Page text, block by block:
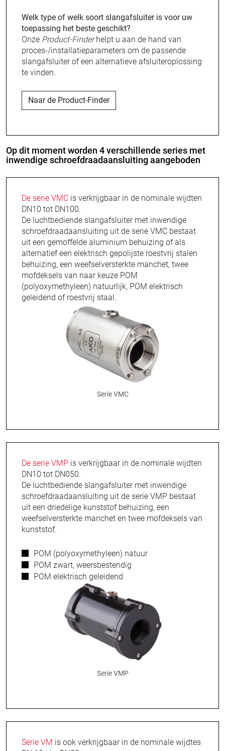
Welk type of welk soort slangafsluiter is voor uw
toepassing het beste geschikt?
Onze Product-Finderhelpt u aan de hand van
proces-/installatieparameters om de passende
slangafsluiter of een alternatieve afsluiteroplossing
te vinden.
Naar de Product-Finder
Op dit moment worden 4 verschillende series met
inwendige schroefdraadaansluiting aangeboden
De serie VMC is verkrijgbaar in de nominale wijdten
DN10 tot DN100.
De luchtbediende slangafsluiter met inwendige
schroefdraadaansluiting uit de serie VMC bestaat
uit een gemoffelde aluminium behuizing of als
alternatief een elektrisch gepolijste roestvrij stalen
behuizing, een weefselversterkte manchet, twee
mofdeksels van naar keuze POM
(polyoxymethyleen) natuurlijk, POM elektrisch
geleidend of roestvrij staal.
Serie VMC
De serie VMP is verkrijgbaar in de nominale wijdten
DN10 tot DN050.
De luchtbediende slangafsluiter met inwendige
schroefdraadaansluiting uit de serie VMP bestaat
uit een driedelige kunststof behuizing, een
weefselversterkte manchet en twee mofdeksels van
kunststof.
POM (polyoxymethyleen) natuur
POM zwart, weersbestendig
POM elektrisch geleidend
Serie VMP
Serie VM is ook verkrijgbaar in de nominale wijdtes